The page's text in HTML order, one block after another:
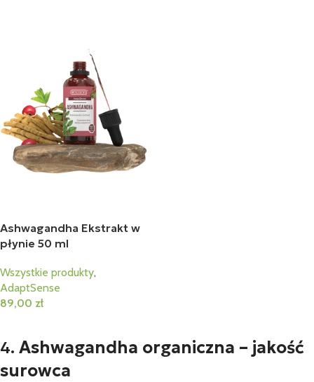
Ashwagandha Ekstrakt w
płynie 50 ml
Wszystkie produkty,
AdaptSense
89,00 zł
4. Ashwagandha organiczna – jakość
surowca